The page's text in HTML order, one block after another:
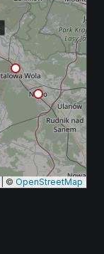
© OpenStreetMap